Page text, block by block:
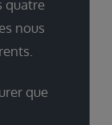
quatre
nous
que